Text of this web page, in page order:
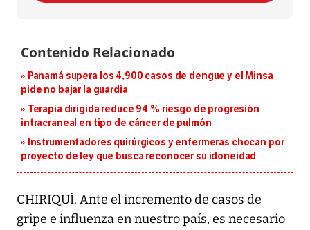
Panamá supera los 4,900 casos de dengue y el Minsa
pide no bajar la guardia
Terapia dirigida reduce 94 % riesgo de progresión
intracraneal en tipo de cáncer de pulmón
Instrumentadores quirúrgicos y enfermeras chocan por
proyecto de ley que busca reconocer su idoneidad
CHIRIQUÍ. Ante el incremento de casos de
gripe e influenza en nuestro país, es necesario